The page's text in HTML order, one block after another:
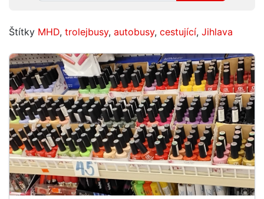
Štítky MHD, trolejbusy, autobusy, cestující, Jihlava